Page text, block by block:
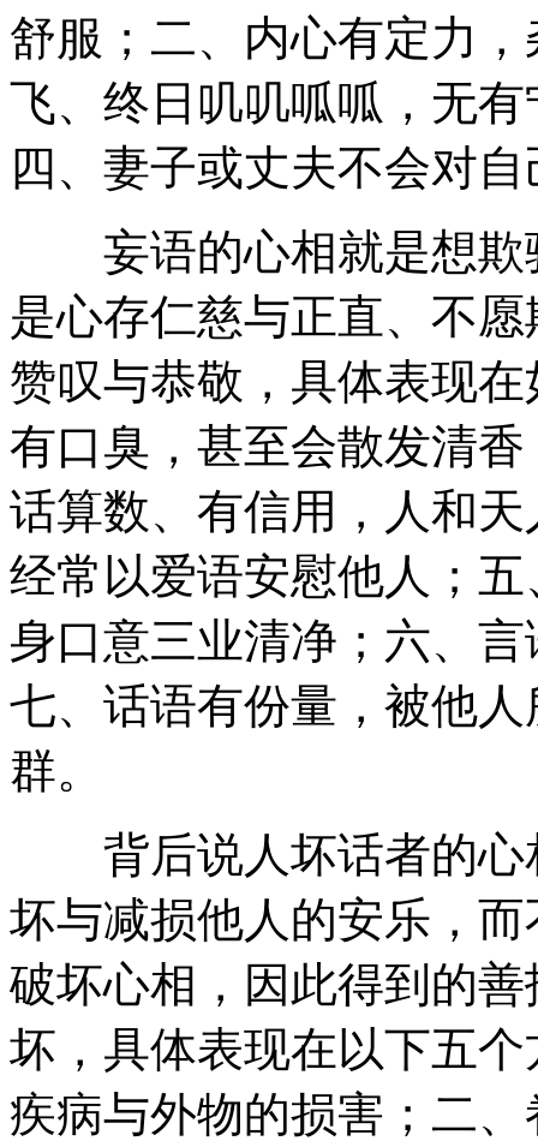
舒服；二、内心有定力
飞、终日叽叽呱呱，无
四、妻子或丈夫不会对
妄语的心相就是想欺
是心存仁慈与正直、不
赞叹与恭敬，具体表现
有口臭，甚至会散发清
话算数、有信用，人和
经常以爱语安慰他人；
身口意三业清净；六、
七、话语有份量，被他
群。
背后说人坏话者的心
坏与减损他人的安乐，
破坏心相，因此得到的
坏，具体表现在以下五
疾病与外物的损害；二